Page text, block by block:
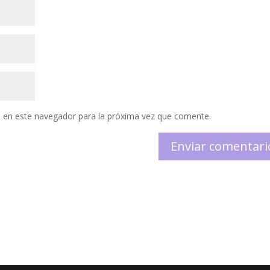
este navegador para la próxima vez que comente.